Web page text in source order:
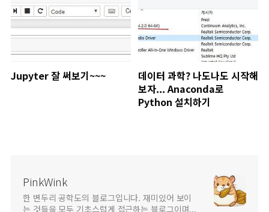
Jupyter 잘 써보기~~~
데이터 과학? 나도나도 시작해
보자... Anaconda로
Python 설치하기
PinkWink
한 변두리 공학도의 블로그입니다. 재미있어 보이
는 것들을 모두 기초스럽게 접근하는 블로그이며...